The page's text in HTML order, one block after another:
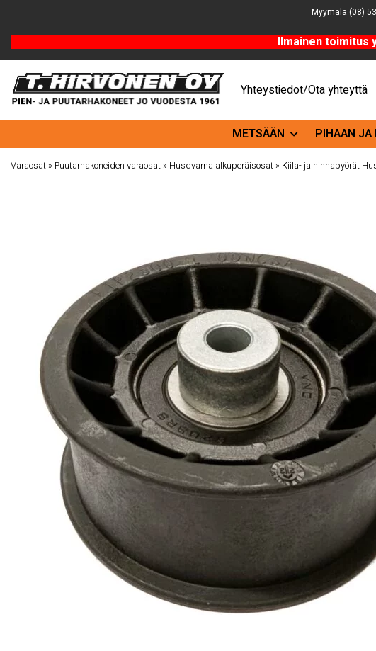
Myymälä (08)
Ilmainen toimitus
Yhteystiedot/Ota yhteyttä
METSÄÄN PIHAAN JA
Varaosat » Puutarhakoneiden varaosat » Husqvarna alkuperäisosat » Kiila- ja hihnapyörät